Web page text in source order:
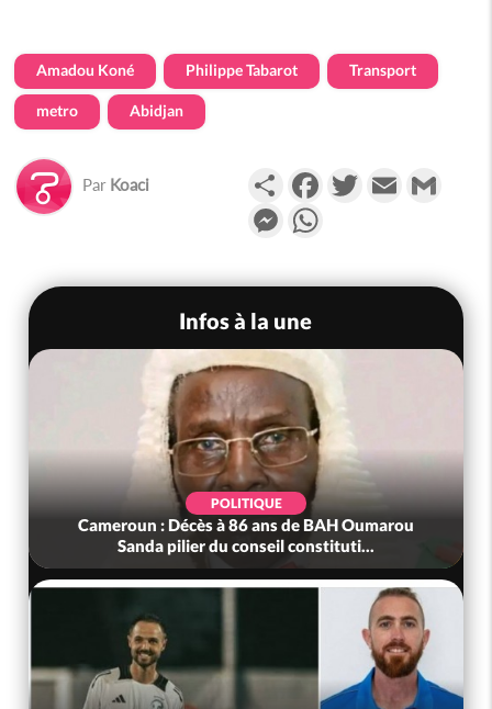
Amadou Koné Philippe Tabarot Transport
metro Abidjan
Par Koaci PartagerFacebookTwitterEmail
Messenger
Infos à la une
POLITIQUE
Cameroun : Décès à 86 ans de BAH Oumarou
Sanda pilier du conseil constituti...